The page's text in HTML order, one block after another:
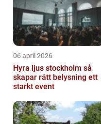
06 april 2026
Hyra ljus stockholm så
skapar rätt belysning ett
starkt event